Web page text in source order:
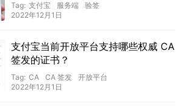
Tag: 支付宝 服务端
验签
2022年12月1日
支付宝当前开放平台支持哪些权威 CA
签发的证书？
Tag: CA CA 签发
开放平台
2022年12月1日